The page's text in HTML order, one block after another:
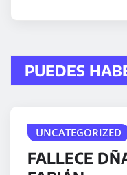
PUEDES
UNCATEGORIZED
FALLECE